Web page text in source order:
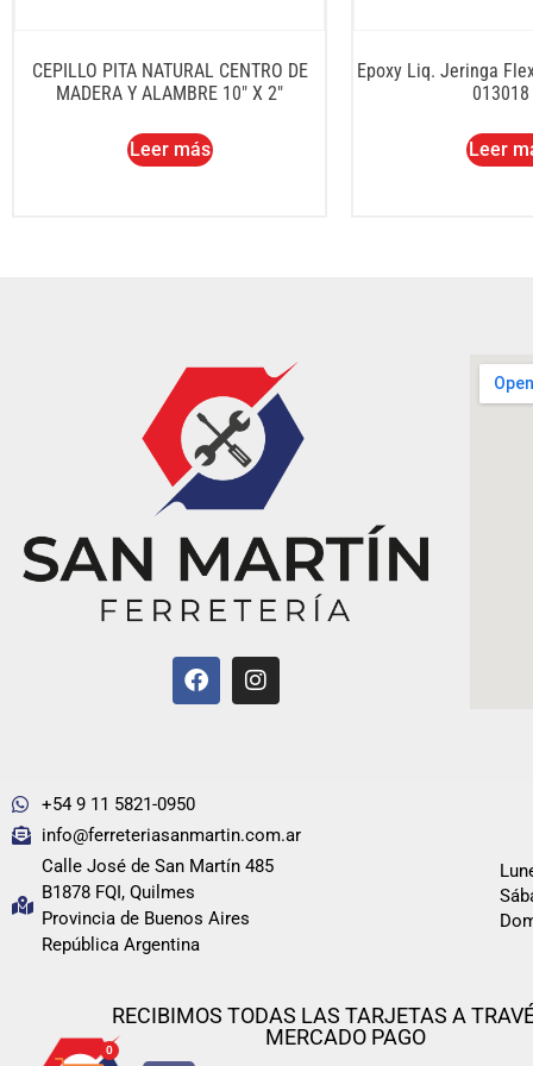
CEPILLO PITA NATURAL CENTRO DE
MADERA Y ALAMBRE 10″ X 2″
Leer más
Epoxy Liq. Jeringa
013018
Leer
0
+54 9 11 5821-0950
info@ferreteriasanmartin.com.ar
Calle José de San Martín 485
B1878 FQI, Quilmes
Provincia de Buenos Aires
República Argentina
RECIBIMOS TODAS LAS TARJETAS A
MERCADO PAGO